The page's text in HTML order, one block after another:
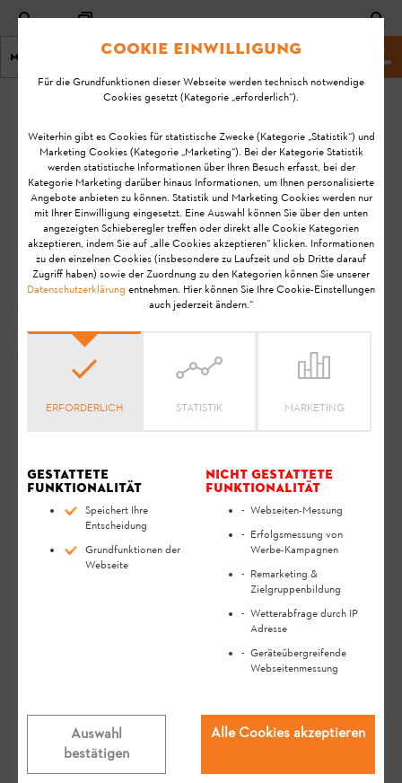
Menu Shop
MY STIHL
Häufige Fragen zum
digitalen Produkt MY
STIHL
Sie haben Fragen zu MY STIHL? Wir haben die
häufigsten Fragen & Antworten für Sie
zusammengestellt.
Relevante Fragen
Cookie Einwilligung
Für die Grundfunktionen dieser Webseite werden technisch notwendige
Cookies gesetzt (Kategorie „erforderlich“).
Weiterhin gibt es Cookies für statistische Zwecke (Kategorie „Statistik“) und
Marketing Cookies (Kategorie „Marketing“). Bei der Kategorie Statistik
werden statistische Informationen über Ihren Besuch erfasst, bei der
Kategorie Marketing darüber hinaus Informationen, um Ihnen personalisierte
Angebote anbieten zu können. Statistik und Marketing Cookies werden nur
mit Ihrer Einwilligung eingesetzt. Eine Auswahl können Sie über den unten
angezeigten Schieberegler treffen oder direkt alle Cookie Kategorien
akzeptieren, indem Sie auf „alle Cookies akzeptieren“ klicken. Informationen
zu den einzelnen Cookies (insbesondere zu Laufzeit und ob Dritte darauf
Zugriff haben) sowie der Zuordnung zu den Kategorien können Sie unserer
Datenschutzerklärung entnehmen. Hier können Sie Ihre Cookie-Einstellungen
auch jederzeit ändern.“
ERFORDERLICH STATISTIK MARKETING
Gestattete
Funktionalität
Speichert Ihre
Entscheidung
Grundfunktionen der
Webseite
Nicht gestattete
Funktionalität
Webseiten-Messung
Erfolgsmessung von
Werbe-Kampagnen
Remarketing &
Zielgruppenbildung
Wetterabfrage durch IP
Adresse
Geräteübergreifende
Webseitenmessung
Auswahl
bestätigen
Alle Cookies akzeptieren